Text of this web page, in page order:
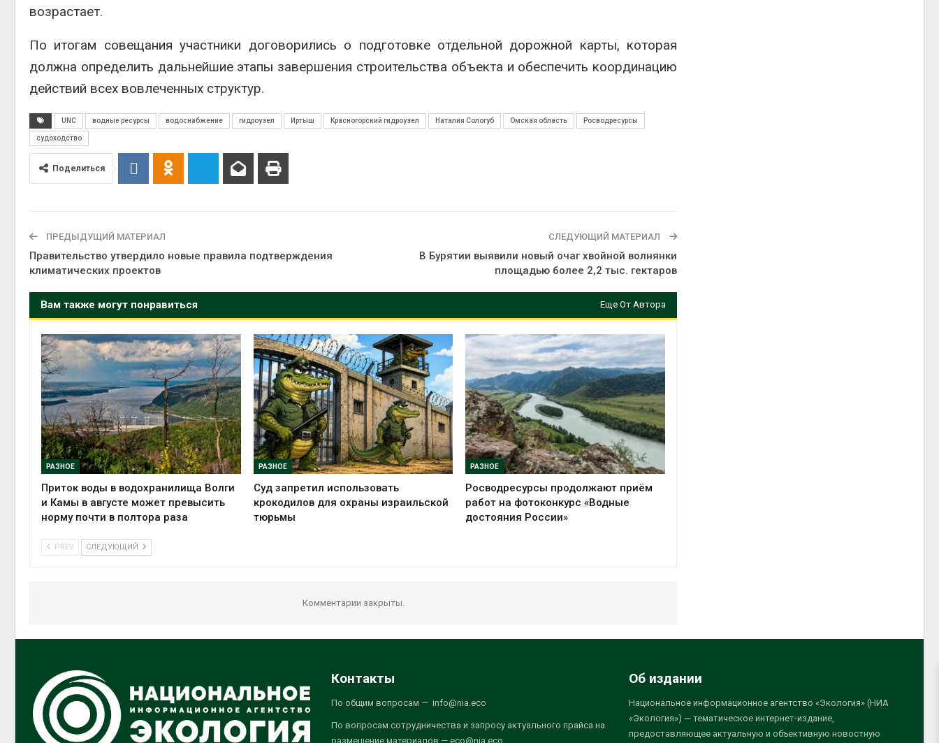
возрастает.
По итогам совещания участники договорились о подготовке отдельной дорожной карты, которая
должна определить дальнейшие этапы завершения строительства объекта и обеспечить координацию
действий всех вовлеченных структур.
UNC водные ресурсы водоснабжение гидроузел Иртыш Красногорский гидроузел Наталия Сологуб Омская область Росводресурсы
судоходство
Поделиться
ПРЕДЫДУЩИЙ МАТЕРИАЛ
Правительство утвердило новые правила подтверждения
климатических проектов
СЛЕДУЮЩИЙ МАТЕРИАЛ
В Бурятии выявили новый очаг хвойной волнянки
площадью более 2,2 тыс. гектаров
Вам также могут понравиться Еще От Автора
РАЗНОЕ
Приток воды в водохранилища Волги
и Камы в августе может превысить
норму почти в полтора раза
РАЗНОЕ
Суд запретил использовать
крокодилов для охраны израильской
тюрьмы
РАЗНОЕ
Росводресурсы продолжают приём
работ на фотоконкурс «Водные
достояния России»
PREV СЛЕДУЮЩИЙ
Комментарии закрыты.
Контакты
По общим вопросам — info@nia.eco
По вопросам сотрудничества и запросу актуального прайса на
размещение материалов — eco@nia.eco
Об издании
Национальное информационное агентство «Экология» (НИА
«Экология») — тематическое интернет-издание,
предоставляющее актуальную и объективную новостную